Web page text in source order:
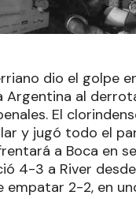
dio el golpe
Argentina al
El
y jugó todo el
a Boca en
4-3 a River
empatar 2-2, en